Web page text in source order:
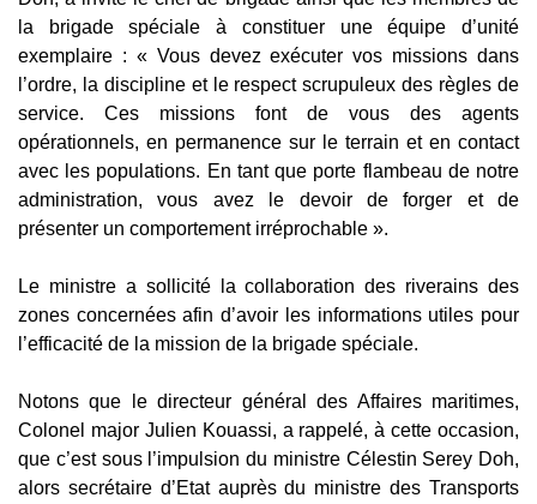
la brigade spéciale à constituer une équipe d’unité
exemplaire : « Vous devez exécuter vos missions dans
l’ordre, la discipline et le respect scrupuleux des règles de
service. Ces missions font de vous des agents
opérationnels, en permanence sur le terrain et en contact
avec les populations. En tant que porte flambeau de notre
administration, vous avez le devoir de forger et de
présenter un comportement irréprochable ».
Le ministre a sollicité la collaboration des riverains des
zones concernées afin d’avoir les informations utiles pour
l’efficacité de la mission de la brigade spéciale.
Notons que le directeur général des Affaires maritimes,
Colonel major Julien Kouassi, a rappelé, à cette occasion,
que c’est sous l’impulsion du ministre Célestin Serey Doh,
alors secrétaire d’Etat auprès du ministre des Transports